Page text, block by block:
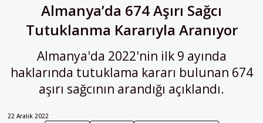
Almanya’da 674 Aşırı Sağcı
Tutuklanma Kararıyla Aranıyor
Almanya'da 2022'nin ilk 9 ayında
haklarında tutuklama kararı bulunan 674
aşırı sağcının arandığı açıklandı.
22 Aralık 2022